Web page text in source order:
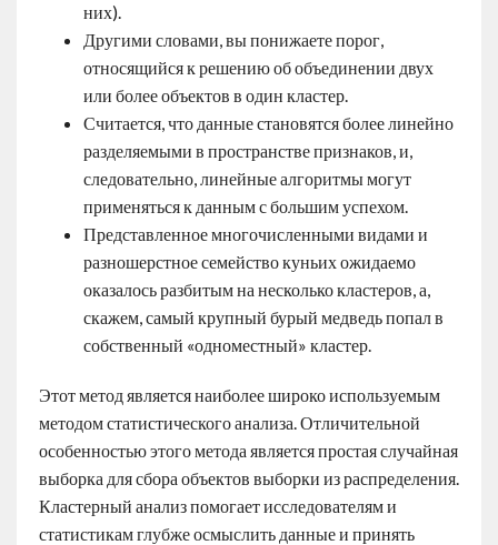
них).
Другими словами, вы понижаете порог,
относящийся к решению об объединении двух
или более объектов в один кластер.
Считается, что данные становятся более линейно
разделяемыми в пространстве признаков, и,
следовательно, линейные алгоритмы могут
применяться к данным с большим успехом.
Представленное многочисленными видами и
разношерстное семейство куньих ожидаемо
оказалось разбитым на несколько кластеров, а,
скажем, самый крупный бурый медведь попал в
собственный «одноместный» кластер.
Этот метод является наиболее широко используемым
методом статистического анализа. Отличительной
особенностью этого метода является простая случайная
выборка для сбора объектов выборки из распределения.
Кластерный анализ помогает исследователям и
статистикам глубже осмыслить данные и принять